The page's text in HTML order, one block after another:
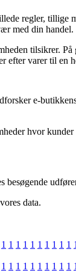
regler, tillige
med din handel.
tilsikrer. På
efter varer til en
e-
hvor kunder
besøgende
data.
1 1 1 1 1 1 1 1 1 1 1
1 1 1 1 1 1 1 1 1 1 1